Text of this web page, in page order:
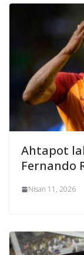
Ahtapot
Fernando
Nisan 11, 2026